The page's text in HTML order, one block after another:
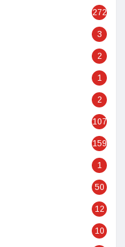
272
3
2
1
2
107
159
1
50
12
10